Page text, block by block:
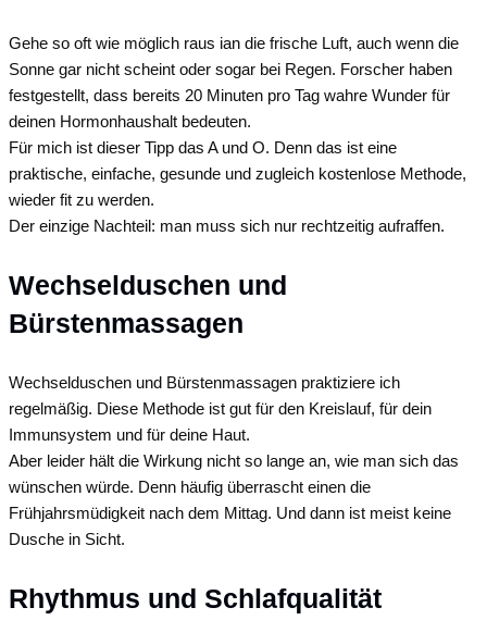
Gehe so oft wie möglich raus ian die frische Luft, auch wenn die
Sonne gar nicht scheint oder sogar bei Regen. Forscher haben
festgestellt, dass bereits 20 Minuten pro Tag wahre Wunder für
deinen Hormonhaushalt bedeuten.
Für mich ist dieser Tipp das A und O. Denn das ist eine
praktische, einfache, gesunde und zugleich kostenlose Methode,
wieder fit zu werden.
Der einzige Nachteil: man muss sich nur rechtzeitig aufraffen.
Wechselduschen und
Bürstenmassagen
Wechselduschen und Bürstenmassagen praktiziere ich
regelmäßig. Diese Methode ist gut für den Kreislauf, für dein
Immunsystem und für deine Haut.
Aber leider hält die Wirkung nicht so lange an, wie man sich das
wünschen würde. Denn häufig überrascht einen die
Frühjahrsmüdigkeit nach dem Mittag. Und dann ist meist keine
Dusche in Sicht.
Rhythmus und Schlafqualität